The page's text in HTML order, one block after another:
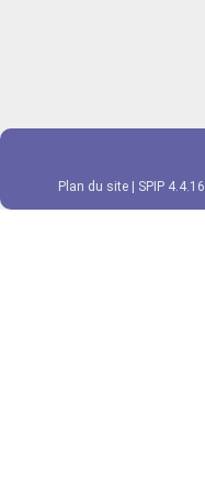
Plan du site SPIP 4.4.16